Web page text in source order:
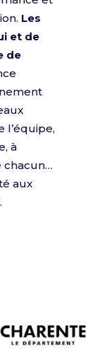
Les
et de
de
l’équipe,
à
chacun…
aux